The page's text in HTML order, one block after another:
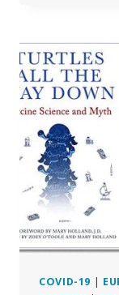
COVID-19 |